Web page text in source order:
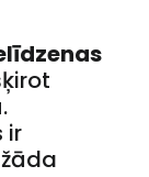
ir